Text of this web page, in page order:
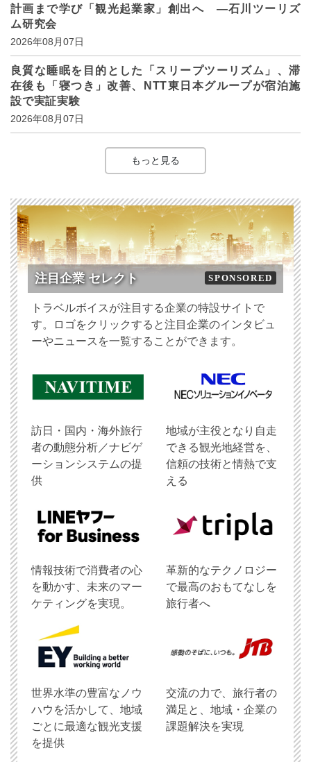
計画まで学び「観光起業家」創出へ ―石川ツーリズ
ム研究会
2026年08月07日
良質な睡眠を目的とした「スリープツーリズム」、滞
在後も「寝つき」改善、NTT東日本グループが宿泊施
設で実証実験
2026年08月07日
もっと見る
注目企業 セレクト SPONSORED
トラベルボイスが注目する企業の特設サイトで
す。ロゴをクリックすると注目企業のインタビュ
ーやニュースを一覧することができます。
訪日・国内・海外旅行
者の動態分析／ナビゲ
ーションシステムの提
供
地域が主役となり自走
できる観光地経営を、
信頼の技術と情熱で支
える
情報技術で消費者の心
を動かす、未来のマー
ケティングを実現。
革新的なテクノロジー
で最高のおもてなしを
旅行者へ
世界水準の豊富なノウ
ハウを活かして、地域
ごとに最適な観光支援
を提供
交流の力で、旅行者の
満足と、地域・企業の
課題解決を実現